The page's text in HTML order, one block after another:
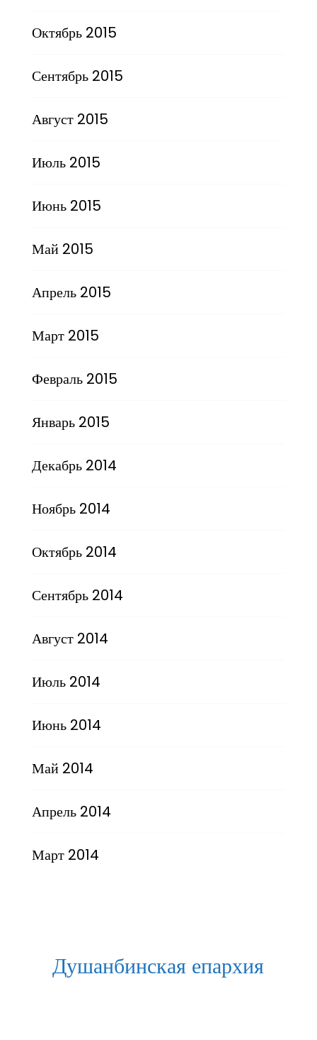
Октябрь 2015
Сентябрь 2015
Август 2015
Июль 2015
Июнь 2015
Май 2015
Апрель 2015
Март 2015
Февраль 2015
Январь 2015
Декабрь 2014
Ноябрь 2014
Октябрь 2014
Сентябрь 2014
Август 2014
Июль 2014
Июнь 2014
Май 2014
Апрель 2014
Март 2014
Душанбинская епархия